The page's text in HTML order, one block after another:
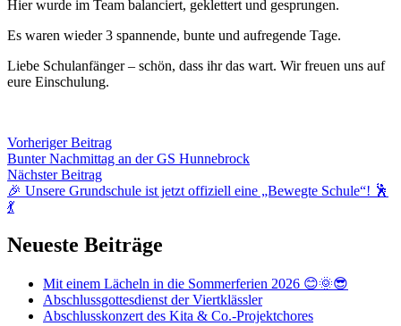
Hier wurde im Team balanciert, geklettert und gesprungen.
Es waren wieder 3 spannende, bunte und aufregende Tage.
Liebe Schulanfänger – schön, dass ihr das wart. Wir freuen uns auf
eure Einschulung.
Vorheriger Beitrag
Bunter Nachmittag an der GS Hunnebrock
Nächster Beitrag
🎉 Unsere Grundschule ist jetzt offiziell eine „Bewegte Schule“! 🕺
💃
Neueste Beiträge
Mit einem Lächeln in die Sommerferien 2026 😊🌞😎
Abschlussgottesdienst der Viertklässler
Abschlusskonzert des Kita & Co.-Projektchores